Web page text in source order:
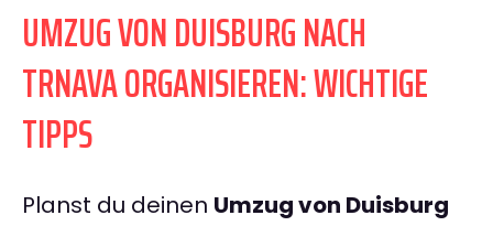
UMZUG VON DUISBURG NACH
TRNAVA ORGANISIEREN: WICHTIGE
TIPPS
Planst du deinen Umzug von Duisburg